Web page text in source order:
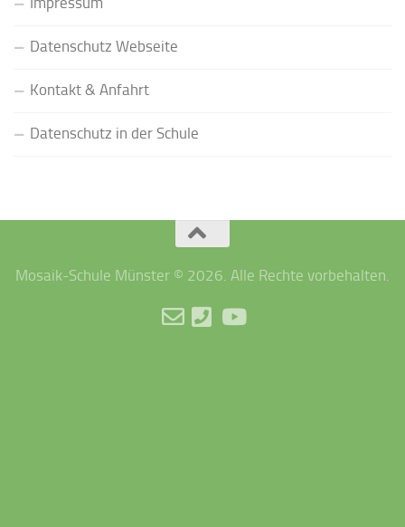
Datenschutz Webseite
Kontakt & Anfahrt
Datenschutz in der Schule
Mosaik-Schule Münster © 2026. Alle Rechte vorbehalten.